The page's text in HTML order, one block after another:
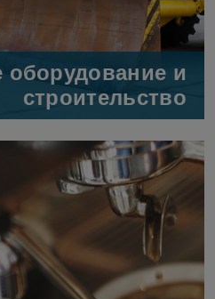
оборудование и
строительство